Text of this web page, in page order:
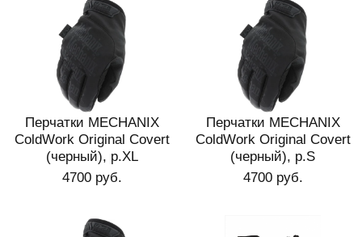
Перчатки MECHANIX
ColdWork Original Covert
(черный), р.XL
4700 руб.
Перчатки MECHANIX
ColdWork Original Covert
(черный), р.S
4700 руб.